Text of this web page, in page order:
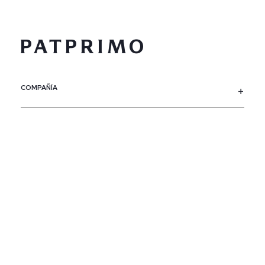
COMPAÑÍA